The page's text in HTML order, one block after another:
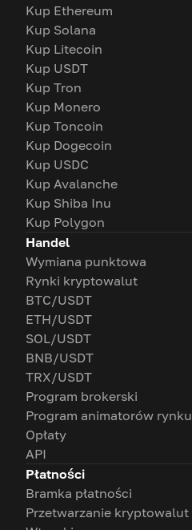
Kup Ethereum
Kup Solana
Kup Litecoin
Kup USDT
Kup Tron
Kup Monero
Kup Toncoin
Kup Dogecoin
Kup USDC
Kup Avalanche
Kup Shiba Inu
Kup Polygon
Handel
Wymiana punktowa
Rynki kryptowalut
BTC/USDT
ETH/USDT
SOL/USDT
BNB/USDT
TRX/USDT
Program brokerski
Program animatorów rynku
Opłaty
API
Płatności
Bramka płatności
Przetwarzanie kryptowalut